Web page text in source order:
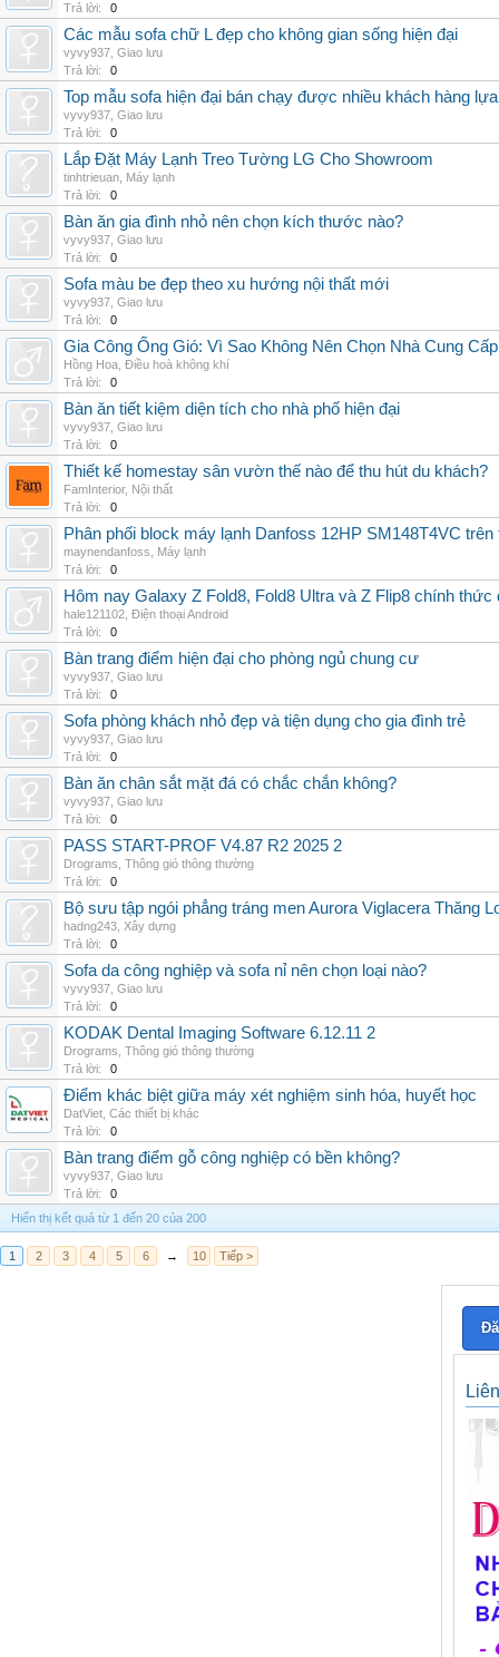
Trả lời:
0
Các mẫu sofa chữ L đẹp cho không gian sống hiện đại
vyvy937 Giao lưu
Trả lời:
0
Top mẫu sofa hiện đại bán chạy được nhiều khách hàng
vyvy937 Giao lưu
Trả lời:
0
Lắp Đặt Máy Lạnh Treo Tường LG Cho Showroom
tinhtrieuan Máy lạnh
Trả lời:
0
Bàn ăn gia đình nhỏ nên chọn kích thước nào?
vyvy937 Giao lưu
Trả lời:
0
Sofa màu be đẹp theo xu hướng nội thất mới
vyvy937 Giao lưu
Trả lời:
0
Gia Công Ống Gió: Vì Sao Không Nên Chọn Nhà Cung
Hồng Hoa Điều hoà không khí
Trả lời:
0
Bàn ăn tiết kiệm diện tích cho nhà phố hiện đại
vyvy937 Giao lưu
Trả lời:
0
Thiết kế homestay sân vườn thế nào để thu hút du khách?
FamInterior, Nội thất
Trả lời:
0
Phân phối block máy lạnh Danfoss 12HP SM148T4VC
maynendanfoss
Máy lạnh
Trả lời:
0
Hôm nay Galaxy Z Fold8, Fold8 Ultra và Z Flip8 chính
hale121102 Điện thoại Android
Trả lời:
0
Bàn trang điểm hiện đại cho phòng ngủ chung cư
vyvy937 Giao lưu
Trả lời:
0
Sofa phòng khách nhỏ đẹp và tiện dụng cho gia đình trẻ
vyvy937 Giao lưu
Trả lời:
0
Bàn ăn chân sắt mặt đá có chắc chắn không?
vyvy937 Giao lưu
Trả lời:
0
PASS START-PROF V4.87 R2 2025 2
Drograms Thông gió thông thường
Trả lời:
0
Bộ sưu tập ngói phẳng tráng men Aurora Viglacera Thăng
hadng243 Xây dựng
Trả lời:
0
Sofa da công nghiệp và sofa nỉ nên chọn loại nào?
vyvy937 Giao lưu
Trả lời:
0
KODAK Dental Imaging Software 6.12.11 2
Drograms Thông gió thông thường
Trả lời:
0
Điểm khác biệt giữa máy xét nghiệm sinh hóa, huyết học
DatViet Các thiết bị khác
Trả lời:
0
Bàn trang điểm gỗ công nghiệp có bền không?
vyvy937 Giao lưu
Trả lời:
0
Hiển thị kết quả từ 1 đến 20 của 200
1 2 3 4 5 6 → 10 Tiếp >